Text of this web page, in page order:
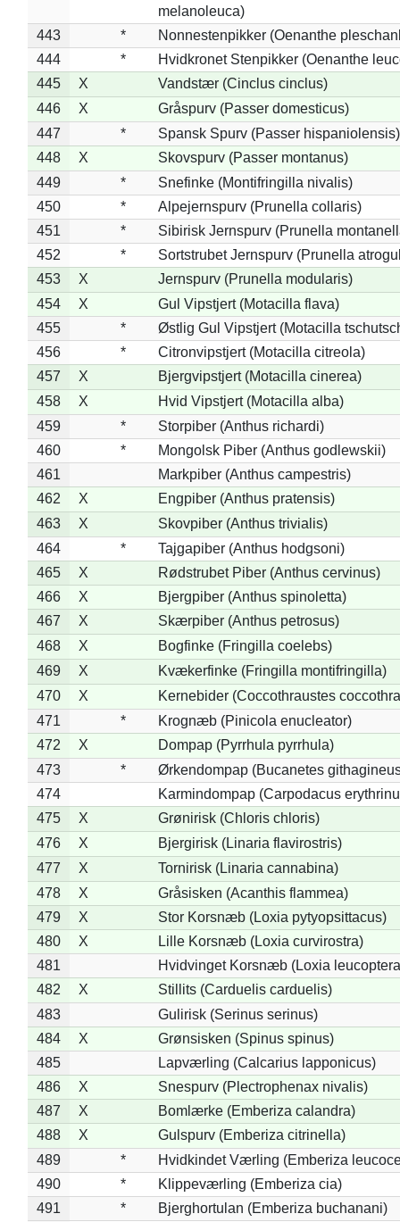
melanoleuca)
443
*
Nonnestenpikker (Oenanthe
444
*
Hvidkronet Stenpikker (Oenanthe
445
X
Vandstær (Cinclus cinclus)
446
X
Gråspurv (Passer domesticus)
447
*
Spansk Spurv (Passer hispaniolensis)
448
X
Skovspurv (Passer montanus)
449
*
Snefinke (Montifringilla nivalis)
450
*
Alpejernspurv (Prunella collaris)
451
*
Sibirisk Jernspurv (Prunella
452
*
Sortstrubet Jernspurv (Prunella
453
X
Jernspurv (Prunella modularis)
454
X
Gul Vipstjert (Motacilla flava)
455
*
Østlig Gul Vipstjert (Motacilla
456
*
Citronvipstjert (Motacilla citreola)
457
X
Bjergvipstjert (Motacilla cinerea)
458
X
Hvid Vipstjert (Motacilla alba)
459
*
Storpiber (Anthus richardi)
460
*
Mongolsk Piber (Anthus godlewskii)
461
Markpiber (Anthus campestris)
462
X
Engpiber (Anthus pratensis)
463
X
Skovpiber (Anthus trivialis)
464
*
Tajgapiber (Anthus hodgsoni)
465
X
Rødstrubet Piber (Anthus cervinus)
466
X
Bjergpiber (Anthus spinoletta)
467
X
Skærpiber (Anthus petrosus)
468
X
Bogfinke (Fringilla coelebs)
469
X
Kvækerfinke (Fringilla montifringilla)
470
X
Kernebider (Coccothraustes
471
*
Krognæb (Pinicola enucleator)
472
X
Dompap (Pyrrhula pyrrhula)
473
*
Ørkendompap (Bucanetes
474
Karmindompap (Carpodacus
475
X
Grønirisk (Chloris chloris)
476
X
Bjergirisk (Linaria flavirostris)
477
X
Tornirisk (Linaria cannabina)
478
X
Gråsisken (Acanthis flammea)
479
X
Stor Korsnæb (Loxia pytyopsittacus)
480
X
Lille Korsnæb (Loxia curvirostra)
481
Hvidvinget Korsnæb (Loxia
482
X
Stillits (Carduelis carduelis)
483
Gulirisk (Serinus serinus)
484
X
Grønsisken (Spinus spinus)
485
Lapværling (Calcarius lapponicus)
486
X
Snespurv (Plectrophenax nivalis)
487
X
Bomlærke (Emberiza calandra)
488
X
Gulspurv (Emberiza citrinella)
489
*
Hvidkindet Værling (Emberiza
490
*
Klippeværling (Emberiza cia)
491
* Bjerghortulan (Emberiza buchanani)